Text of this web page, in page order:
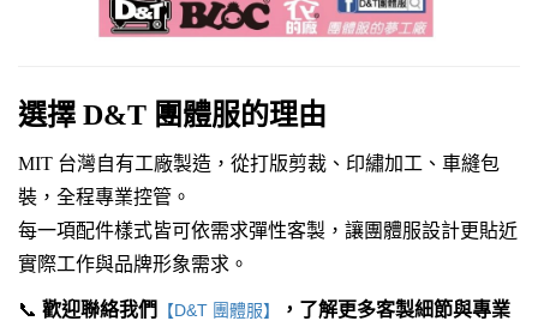
選擇 D&T 團體服的理由
MIT 台灣自有工廠製造，從打版剪裁、印繡加工、車縫包
裝，全程專業控管。
每一項配件樣式皆可依需求彈性客製，讓團體服設計更貼近
實際工作與品牌形象需求。
📞 歡迎聯絡我們 【D&T 團體服】
，了解更多客製細節與專業